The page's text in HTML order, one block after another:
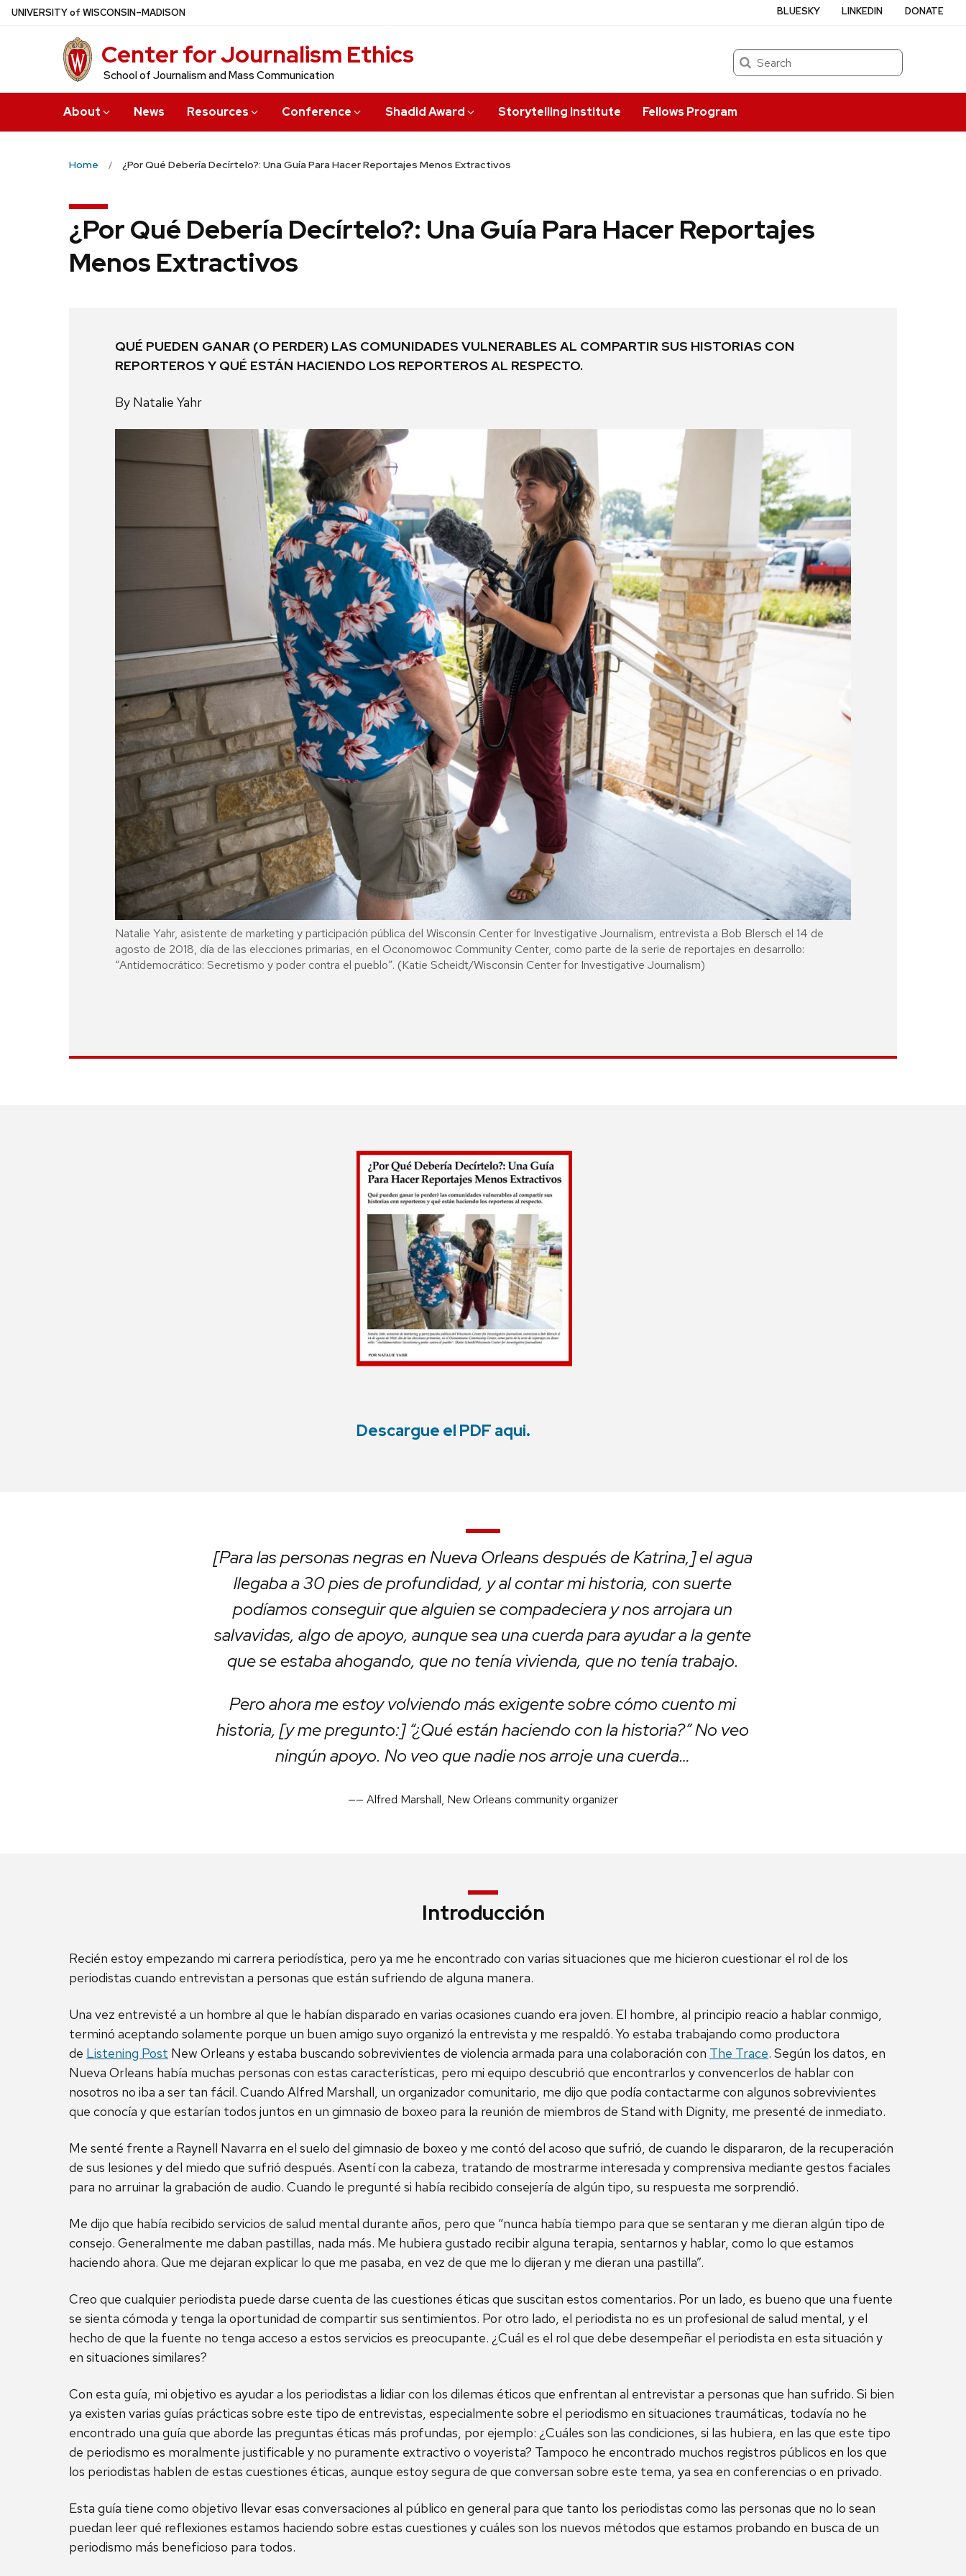
Skip
UNIVERSITYof WISCONSIN–MADISON
Center for Journalism Ethics
School of Journalism and Mass Communication
Search
About News Resources Conference Shadid Award Storytelling Institute Fellows Program
BLUESKY LINKEDIN DONATE
Home ¿Por Qué Debería Decírtelo?: Una Guía Para Hacer Reportajes Menos Extractivos
¿Por Qué Debería Decírtelo?: Una Guía Para Hacer Reportajes
Menos Extractivos
QUÉ PUEDEN GANAR (O PERDER) LAS COMUNIDADES VULNERABLES AL COMPARTIR SUS HISTORIAS CON
REPORTEROS Y QUÉ ESTÁN HACIENDO LOS REPORTEROS AL RESPECTO.
By Natalie Yahr
Natalie Yahr, asistente de marketing y participación pública del Wisconsin Center for Investigative Journalism, entrevista a Bob Blersch el 14 de
agosto de 2018, día de las elecciones primarias, en el Oconomowoc Community Center, como parte de la serie de reportajes en desarrollo:
“Antidemocrático: Secretismo y poder contra el pueblo”. (Katie Scheidt/Wisconsin Center for Investigative Journalism)
Descargue el PDF aqui.
[Para las personas negras en Nueva Orleans después de Katrina,] el agua
llegaba a 30 pies de profundidad, y al contar mi historia, con suerte
podíamos conseguir que alguien se compadeciera y nos arrojara un
salvavidas, algo de apoyo, aunque sea una cuerda para ayudar a la gente
que se estaba ahogando, que no tenía vivienda, que no tenía trabajo.
Pero ahora me estoy volviendo más exigente sobre cómo cuento mi
historia, [y me pregunto:] “¿Qué están haciendo con la historia?” No veo
ningún apoyo. No veo que nadie nos arroje una cuerda…
—— Alfred Marshall, New Orleans community organizer
Introducción
Recién estoy empezando mi carrera periodística, pero ya me he encontrado con varias situaciones que me hicieron cuestionar el rol de los
periodistas cuando entrevistan a personas que están sufriendo de alguna manera.
Una vez entrevisté a un hombre al que le habían disparado en varias ocasiones cuando era joven. El hombre, al principio reacio a hablar conmigo,
terminó aceptando solamente porque un buen amigo suyo organizó la entrevista y me respaldó. Yo estaba trabajando como productora
de Listening Post New Orleans y estaba buscando sobrevivientes de violencia armada para una colaboración con The Trace. Según los datos, en
Nueva Orleans había muchas personas con estas características, pero mi equipo descubrió que encontrarlos y convencerlos de hablar con
nosotros no iba a ser tan fácil. Cuando Alfred Marshall, un organizador comunitario, me dijo que podía contactarme con algunos sobrevivientes
que conocía y que estarían todos juntos en un gimnasio de boxeo para la reunión de miembros de Stand with Dignity, me presenté de inmediato.
Me senté frente a Raynell Navarra en el suelo del gimnasio de boxeo y me contó del acoso que sufrió, de cuando le dispararon, de la recuperación
de sus lesiones y del miedo que sufrió después. Asentí con la cabeza, tratando de mostrarme interesada y comprensiva mediante gestos faciales
para no arruinar la grabación de audio. Cuando le pregunté si había recibido consejería de algún tipo, su respuesta me sorprendió.
Me dijo que había recibido servicios de salud mental durante años, pero que “nunca había tiempo para que se sentaran y me dieran algún tipo de
consejo. Generalmente me daban pastillas, nada más. Me hubiera gustado recibir alguna terapia, sentarnos y hablar, como lo que estamos
haciendo ahora. Que me dejaran explicar lo que me pasaba, en vez de que me lo dijeran y me dieran una pastilla”.
Creo que cualquier periodista puede darse cuenta de las cuestiones éticas que suscitan estos comentarios. Por un lado, es bueno que una fuente
se sienta cómoda y tenga la oportunidad de compartir sus sentimientos. Por otro lado, el periodista no es un profesional de salud mental, y el
hecho de que la fuente no tenga acceso a estos servicios es preocupante. ¿Cuál es el rol que debe desempeñar el periodista en esta situación y
en situaciones similares?
Con esta guía, mi objetivo es ayudar a los periodistas a lidiar con los dilemas éticos que enfrentan al entrevistar a personas que han sufrido. Si bien
ya existen varias guías prácticas sobre este tipo de entrevistas, especialmente sobre el periodismo en situaciones traumáticas, todavía no he
encontrado una guía que aborde las preguntas éticas más profundas, por ejemplo: ¿Cuáles son las condiciones, si las hubiera, en las que este tipo
de periodismo es moralmente justificable y no puramente extractivo o voyerista? Tampoco he encontrado muchos registros públicos en los que
los periodistas hablen de estas cuestiones éticas, aunque estoy segura de que conversan sobre este tema, ya sea en conferencias o en privado.
Esta guía tiene como objetivo llevar esas conversaciones al público en general para que tanto los periodistas como las personas que no lo sean
puedan leer qué reflexiones estamos haciendo sobre estas cuestiones y cuáles son los nuevos métodos que estamos probando en busca de un
periodismo más beneficioso para todos.